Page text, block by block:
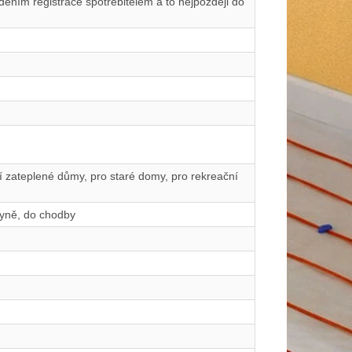
důmy, pro staré domy, pro rekreační
do chodby